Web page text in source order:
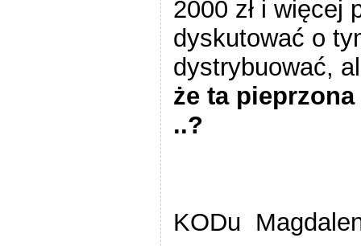
2000 zł i więcej
dyskutować o
dystrybuować,
że ta
..?
KODu